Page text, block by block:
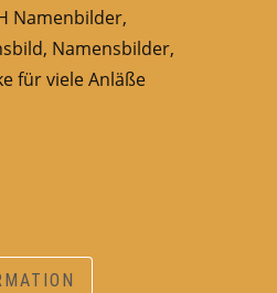
Namenbilder,
, Namensbilder,
für viele Anläße